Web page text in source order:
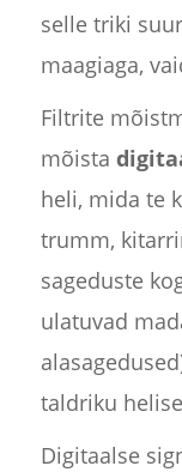
selle triki
maagiaga,
Filtrite
mõista
heli, mida te
trumm,
sageduste
ulatuvad
taldriku
Digitaalse